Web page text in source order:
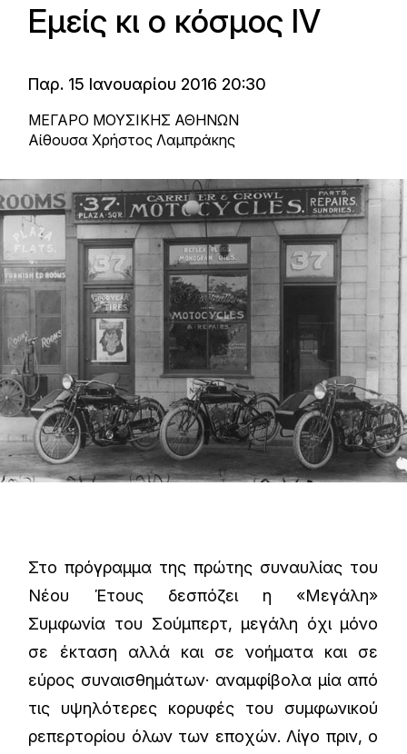
Εμείς κι ο κόσμος ΙV
Παρ. 15 Ιανουαρίου 2016 20:30
ΜΕΓΑΡΟ ΜΟΥΣΙΚΗΣ ΑΘΗΝΩΝ
Αίθουσα Χρήστος Λαμπράκης
Στο πρόγραμμα της πρώτης συναυλίας του
Νέου Έτους δεσπόζει η «Μεγάλη»
Συμφωνία του Σούμπερτ, μεγάλη όχι μόνο
σε έκταση αλλά και σε νοήματα και σε
εύρος συναισθημάτων· αναμφίβολα μία από
τις υψηλότερες κορυφές του συμφωνικού
ρεπερτορίου όλων των εποχών. Λίγο πριν, ο